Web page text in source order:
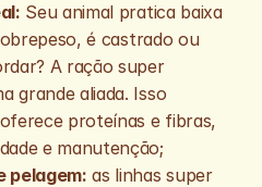
Seu animal pratica baixa
é castrado ou
A ração super
grande aliada. Isso
proteínas e fibras,
e manutenção;
pelagem: as linhas super